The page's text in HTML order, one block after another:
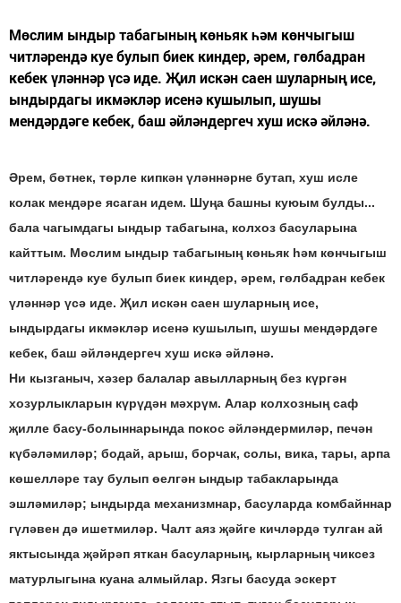
Мөслим ындыр табагының көньяк һәм көнчыгыш
читләрендә куе булып биек киндер, әрем, гөлбадран
кебек үләннәр үсә иде. Җил искән саен шуларның исе,
ындырдагы икмәкләр исенә кушылып, шушы
мендәрдәге кебек, баш әйләндергеч хуш искә әйләнә.
Әрем, бөтнек, төрле кипкән үләннәрне бутап, хуш исле
колак мендәре ясаган идем. Шуңа башны куюым булды...
бала чагымдагы ындыр табагына, колхоз басуларына
кайттым. Мөслим ындыр табагының көньяк һәм көнчыгыш
читләрендә куе булып биек киндер, әрем, гөлбадран кебек
үләннәр үсә иде. Җил искән саен шуларның исе,
ындырдагы икмәкләр исенә кушылып, шушы мендәрдәге
кебек, баш әйләндергеч хуш искә әйләнә.
Ни кызганыч, хәзер балалар авылларның без күргән
хозурлыкларын күрүдән мәхрүм. Алар колхозның саф
җилле басу-болыннарында покос әйләндермиләр, печән
күбәләмиләр; бодай, арыш, борчак, солы, вика, тары, арпа
көшелләре тау булып өелгән ындыр табакларында
эшләмиләр; ындырда механизмнар, басуларда комбайннар
гүләвен дә ишетмиләр. Чалт аяз җәйге кичләрдә тулган ай
яктысында җәйрәп яткан басуларның, кырларның чиксез
матурлыгына куана алмыйлар. Язгы басуда эскерт